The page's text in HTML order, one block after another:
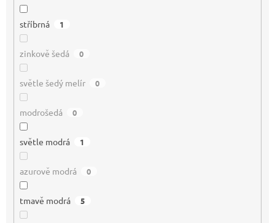
stříbrná 1
zinkově šedá 0
světle šedý melír 0
modrošedá 0
světle modrá 1
azurově modrá 0
tmavě modrá 5